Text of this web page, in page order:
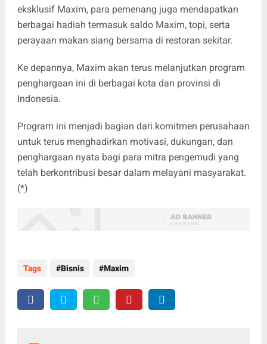
eksklusif Maxim, para pemenang juga mendapatkan
berbagai hadiah termasuk saldo Maxim, topi, serta
perayaan makan siang bersama di restoran sekitar.
Ke depannya, Maxim akan terus melanjutkan program
penghargaan ini di berbagai kota dan provinsi di
Indonesia.
Program ini menjadi bagian dari komitmen perusahaan
untuk terus menghadirkan motivasi, dukungan, dan
penghargaan nyata bagi para mitra pengemudi yang
telah berkontribusi besar dalam melayani masyarakat.
(*)
Tags Bisnis Maxim